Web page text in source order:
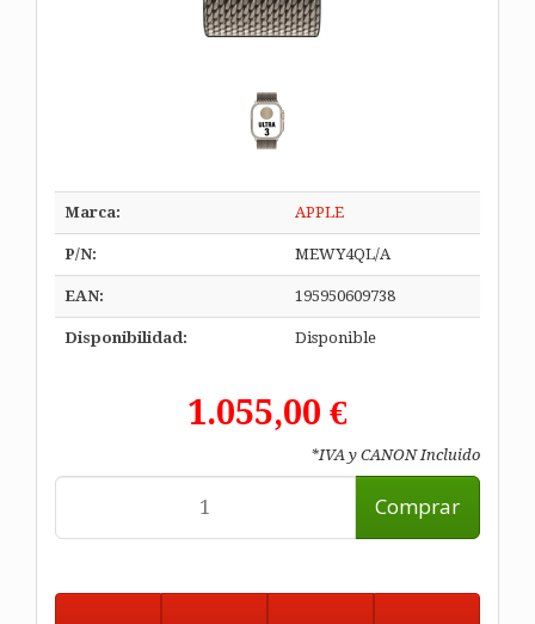
Marca: APPLE
P/N: MEWY4QL/A
EAN: 195950609738
Disponibilidad: Disponible
1.055,00 €
*IVA y CANON Incluido
Comprar